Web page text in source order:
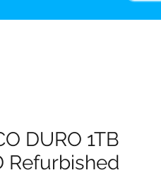
DURO 1TB
Refurbished